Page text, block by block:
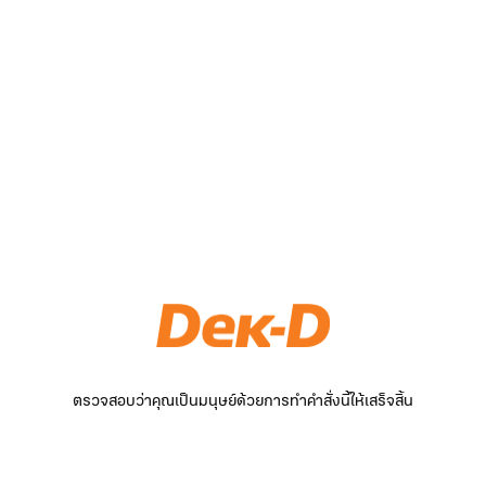
ตรวจสอบว่าคุณเป็นมนุษย์ด้วยการทำคำสั่งนี้ให้เสร็จสิ้น